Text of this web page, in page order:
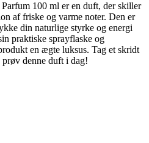
100 ml er en duft, der skiller
af friske og varme noter. Den er
din naturlige styrke og energi
praktiske sprayflaske og
en ægte luksus. Tag et skridt
denne duft i dag!